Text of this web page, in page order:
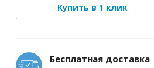
Купить в 1 клик
Бесплатная доставка